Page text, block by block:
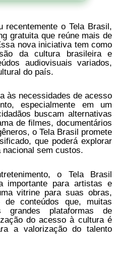
recentemente o Tela Brasil,
gratuita que reúne mais de
nova iniciativa tem como
da cultura brasileira e
audiovisuais variados,
do país.
às necessidades de acesso
especialmente em um
buscam alternativas
de filmes, documentários
o Tela Brasil promete
que poderá explorar
sem custos.
o Tela Brasil
importante para artistas e
vitrine para suas obras,
de conteúdos que, muitas
plataformas de
do acesso à cultura é
a valorização do talento